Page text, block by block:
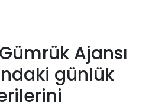
Ajansı
günlük